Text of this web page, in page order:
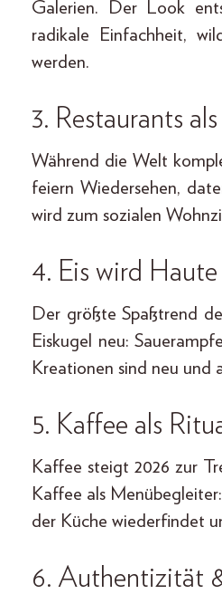
Galerien. Der Look
radikale Einfachheit,
werden.
3. Restaurants
Während die Welt
feiern Wiedersehen,
wird zum sozialen
4. Eis wird
Der größte Spaßtrend
Eiskugel neu:
Kreationen sind neu und
5. Kaffee als
Kaffee steigt 2026 zur
Kaffee als
der Küche wiederfindet
6. Authentizität